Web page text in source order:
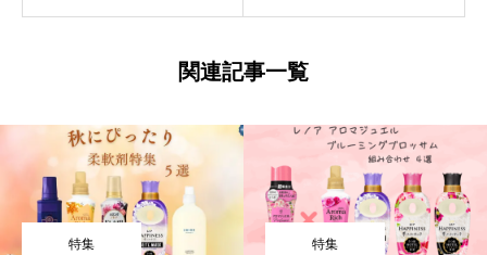
関連記事一覧
特集 特集